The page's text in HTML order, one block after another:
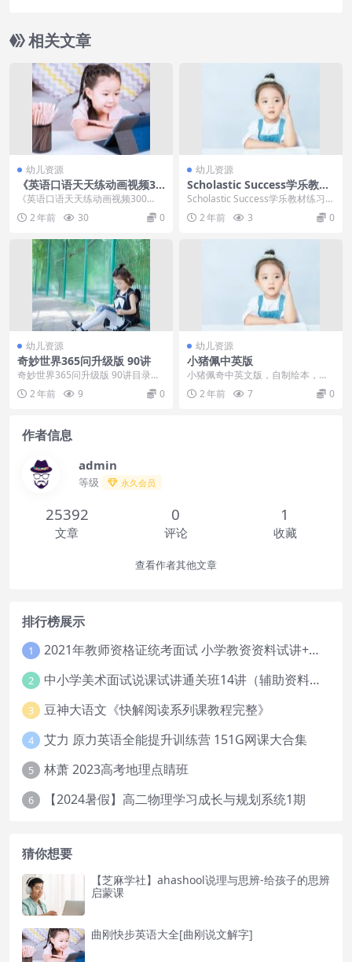
相关文章
幼儿资源
《英语口语天天练动画视频30
0集》每天跟读十分钟,让孩子
《英语口语天天练动画视频300
集》每天跟读十分钟,让孩子开口说
英语2 年前 30 0
幼儿资源
Scholastic Success学乐教材
练习册全本：6级词汇全6册+6
Scholastic Success学乐教材练习册
全本：6级词汇全6册+6级语法...
2 年前 3 0
幼儿资源
奇妙世界365问升级版 90讲
奇妙世界365问升级版 90讲目录：
├─01 动物–走进大象.mp4...
2 年前 9 0
幼儿资源
小猪佩中英版
小猪佩奇中英文版，自制绘本，文
本 ，音频
2 年前 7 0
作者信息
admin
等级 永久会员
25392
文章
0
评论
1
收藏
查看作者其他文章
排行榜展示
1 2021年教师资格证统考面试 小学教资资料试讲+答辩
2 中小学美术面试说课试讲通关班14讲（辅助资料第一套）
3 豆神大语文《快解阅读系列课教程完整》
4 艾力 原力英语全能提升训练营 151G网课大合集
5 林萧 2023高考地理点睛班
6 【2024暑假】高二物理学习成长与规划系统1期
猜你想要
【芝麻学社】ahashool说理与思辨-给孩子的思辨
启蒙课
曲刚快步英语大全[曲刚说文解字]